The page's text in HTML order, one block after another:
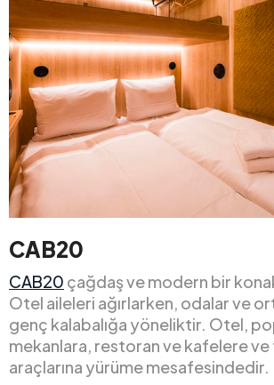
CAB20
CAB20 çağdaş ve modern bir
Otel aileleri ağırlarken, odalar ve
genç kalabalığa yöneliktir. Otel,
mekanlara, restoran ve kafelere ve
araçlarına yürüme mesafesindedir.